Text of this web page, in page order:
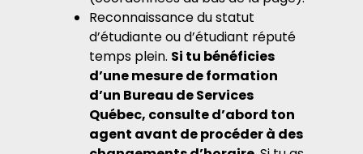
Reconnaissance du statut
d’étudiante ou d’étudiant réputé
temps plein. Si tu bénéficies
d’une mesure de formation
d’un Bureau de Services
Québec, consulte d’abord ton
agent avant de procéder à des